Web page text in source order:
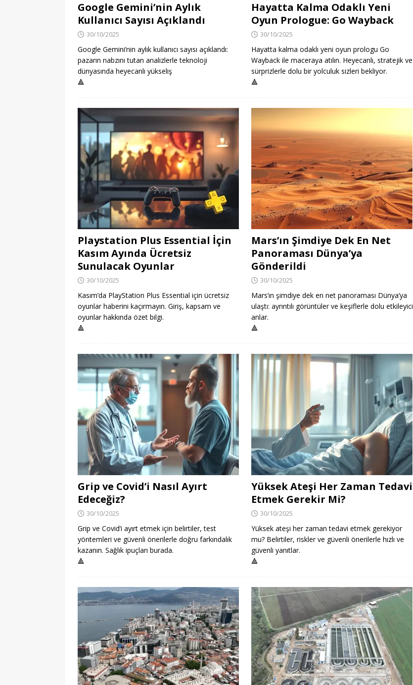
Google Gemini’nin Aylık
Kullanıcı Sayısı Açıklandı
30/10/2025
Google Gemini’nin aylık kullanıcı sayısı açıklandı:
pazarın nabzını tutan analizlerle teknoloji
dünyasında heyecanlı yükseliş
🔺
Hayatta Kalma Odaklı Yeni
Oyun Prologue: Go Wayback
30/10/2025
Hayatta kalma odaklı yeni oyun prologu Go
Wayback ile maceraya atılın. Heyecanlı, stratejik ve
sürprizlerle dolu bir yolculuk sizleri bekliyor.
🔺
Playstation Plus Essential İçin
Kasım Ayında Ücretsiz
Sunulacak Oyunlar
30/10/2025
Kasım’da PlayStation Plus Essential için ücretsiz
oyunlar haberini kaçırmayın. Giriş, kapsam ve
oyunlar hakkında özet bilgi.
🔺
Mars’ın Şimdiye Dek En Net
Panoraması Dünya’ya
Gönderildi
30/10/2025
Mars’ın şimdiye dek en net panoraması Dünya’ya
ulaştı: ayrıntılı görüntüler ve keşiflerle dolu etkileyici
anlar.
🔺
Grip ve Covid’i Nasıl Ayırt
Edeceğiz?
30/10/2025
Grip ve Covid’i ayırt etmek için belirtiler, test
yöntemleri ve güvenli önerilerle doğru farkındalık
kazanın. Sağlık ipuçları burada.
🔺
Yüksek Ateşi Her Zaman Tedavi
Etmek Gerekir Mi?
30/10/2025
Yüksek ateşi her zaman tedavi etmek gerekiyor
mu? Belirtiler, riskler ve güvenli önerilerle hızlı ve
güvenli yanıtlar.
🔺